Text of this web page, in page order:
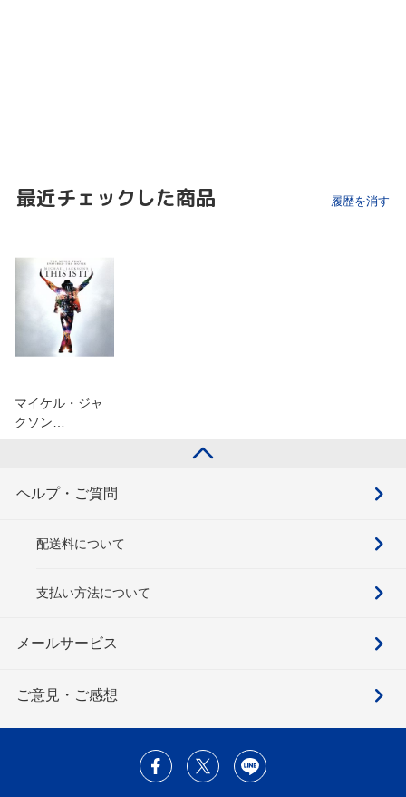
最近チェックした商品 履歴を消す
マイケル・ジャ
クソン…
ヘルプ・ご質問
配送料について
支払い方法について
メールサービス
ご意見・ご感想